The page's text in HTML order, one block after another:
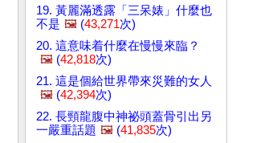
19. 黃麗滿透露「三呆婊」什麼也
不是 🖼️ (43,271次)
20. 這意味着什麼在慢慢來臨？
🖼️ (42,818次)
21. 這是個給世界帶來災難的女人
🖼️ (42,394次)
22. 長頸龍腹中神祕頭蓋骨引出另
一嚴重話題 🖼️ (41,835次)